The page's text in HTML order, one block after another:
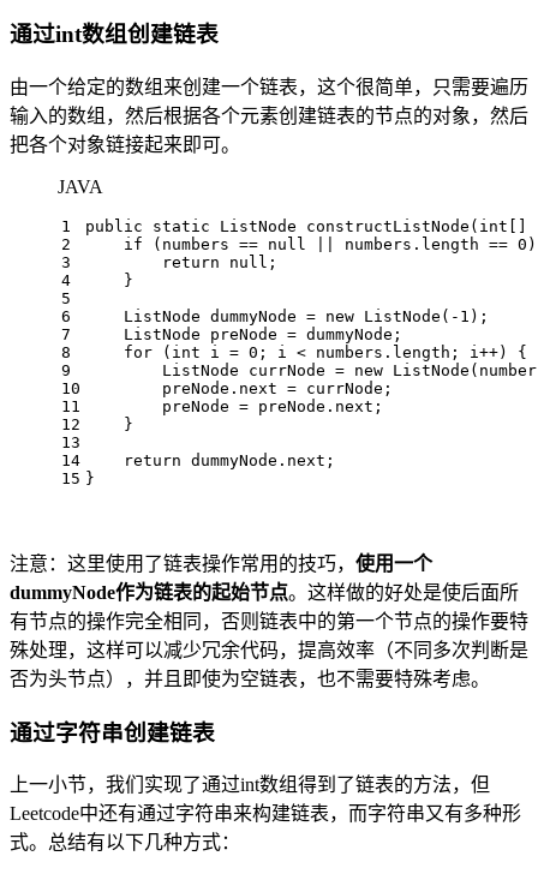
通过int数组创建链表
由一个给定的数组来创建一个链表，这个很简单，只需要遍历
输入的数组，然后根据各个元素创建链表的节点的对象，然后
把各个对象链接起来即可。
JAVA
1
2
3
4
5
6
7
8
9
10
11
12
13
14
15
public static ListNode constructListNode ( int
if (numbers == null || numbers.length == 0
return
null ;
    }
ListNode dummyNode = new ListNode (- 1 );
ListNode
preNode = dummyNode;
for ( int i = 0 ; i < numbers.length; i++) {
ListNode
currNode = new ListNode
        preNode.next = currNode;
        preNode = preNode.next;
    }
return dummyNode.next;
}
注意：这里使用了链表操作常用的技巧， 使用一个
dummyNode作为链表的起始节点。这样做的好处是使后面所
有节点的操作完全相同，否则链表中的第一个节点的操作要特
殊处理，这样可以减少冗余代码，提高效率（不同多次判断是
否为头节点），并且即使为空链表，也不需要特殊考虑。
通过字符串创建链表
上一小节，我们实现了通过int数组得到了链表的方法，但
Leetcode中还有通过字符串来构建链表，而字符串又有多种形
式。总结有以下几种方式：